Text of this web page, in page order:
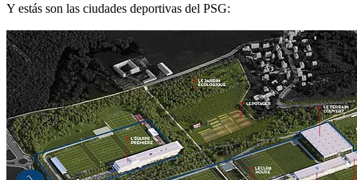
Y estás son las ciudades deportivas del PSG: